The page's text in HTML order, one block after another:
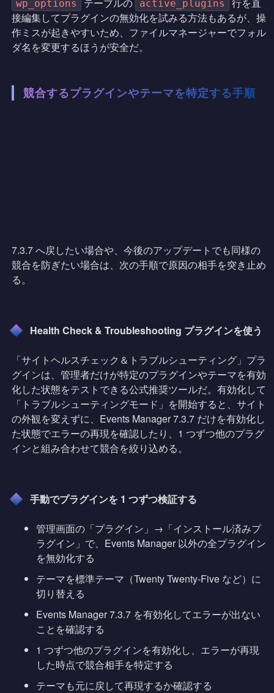
wp_options active_plugins
接編集してプラグインの無効化を試みる方法もあるが、操
作ミスが起きやすいため、ファイルマネージャーでフォル
ダ名を変更するほうが安全だ。
競合するプラグインやテーマを特定する手順
7.3.7 へ戻したい場合や、今後のアップデートでも同様の
競合を防ぎたい場合は、次の手順で原因の相手を突き止め
る。
Health Check & Troubleshooting プラグインを使う
「サイトヘルスチェック＆トラブルシューティング」プラ
グインは、管理者だけが特定のプラグインやテーマを有効
化した状態をテストできる公式推奨ツールだ。有効化して
「トラブルシューティングモード」を開始すると、サイト
の外観を変えずに、Events Manager 7.3.7 だけを有効化し
た状態でエラーの再現を確認したり、1 つずつ他のプラグ
インと組み合わせて競合を絞り込める。
手動でプラグインを 1 つずつ検証する
管理画面の「プラグイン」→「インストール済みプ
ラグイン」で、Events Manager 以外の全プラグイン
を無効化する
テーマを標準テーマ（Twenty Twenty-Five など）に
切り替える
Events Manager 7.3.7 を有効化してエラーが出ない
ことを確認する
1 つずつ他のプラグインを有効化し、エラーが再現
した時点で競合相手を特定する
テーマも元に戻して再現するか確認する